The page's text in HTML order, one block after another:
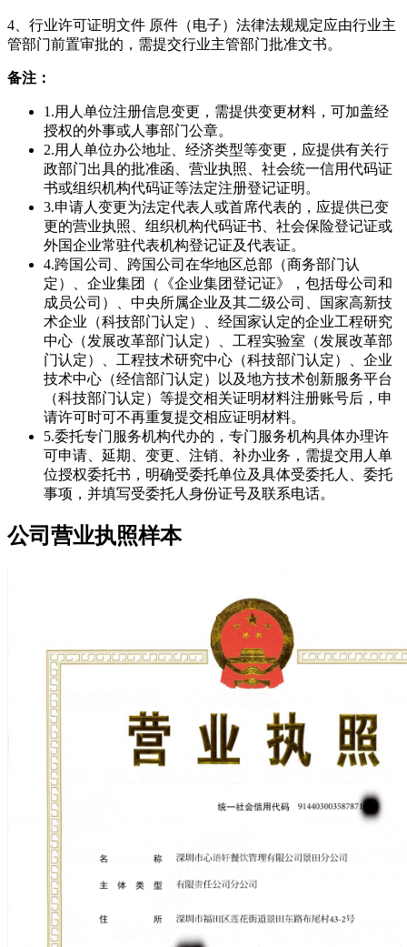
4、行业许可证明文件 原件（电子）法律法规规定应由行业主
管部门前置审批的，需提交行业主管部门批准文书。
备注：
1.用人单位注册信息变更，需提供变更材料，可加盖经
授权的外事或人事部门公章。
2.用人单位办公地址、经济类型等变更，应提供有关行
政部门出具的批准函、营业执照、社会统一信用代码证
书或组织机构代码证等法定注册登记证明。
3.申请人变更为法定代表人或首席代表的，应提供已变
更的营业执照、组织机构代码证书、社会保险登记证或
外国企业常驻代表机构登记证及代表证。
4.跨国公司、跨国公司在华地区总部（商务部门认
定）、企业集团（《企业集团登记证》，包括母公司和
成员公司）、中央所属企业及其二级公司、国家高新技
术企业（科技部门认定）、经国家认定的企业工程研究
中心（发展改革部门认定）、工程实验室（发展改革部
门认定）、工程技术研究中心（科技部门认定）、企业
技术中心（经信部门认定）以及地方技术创新服务平台
（科技部门认定）等提交相关证明材料注册账号后，申
请许可时可不再重复提交相应证明材料。
5.委托专门服务机构代办的，专门服务机构具体办理许
可申请、延期、变更、注销、补办业务，需提交用人单
位授权委托书，明确受委托单位及具体受委托人、委托
事项，并填写受委托人身份证号及联系电话。
公司营业执照样本